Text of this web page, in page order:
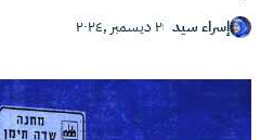
إسراء سيد ٢ ديسمبر ,٢٠٢٤